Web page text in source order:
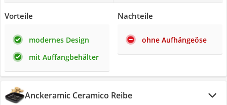
Vorteile
modernes Design
mit Auffangbehälter
Nachteile
ohne Aufhängeöse
Anckeramic Ceramico Reibe